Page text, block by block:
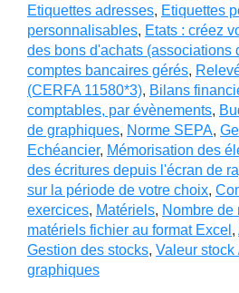
Etiquettes adresses, Etiquettes
personnalisables, Etats : créez
des bons d'achats (associations
comptes bancaires gérés,
(CERFA 11580*3), Bilans
comptables, par évènements,
de graphiques, Norme SEPA,
Echéancier, Mémorisation des
des écritures depuis l'écran de
sur la période de votre choix,
exercices, Matériels, Nombre de
matériels fichier au format Excel ,
Gestion des stocks, Valeur stock
graphiques